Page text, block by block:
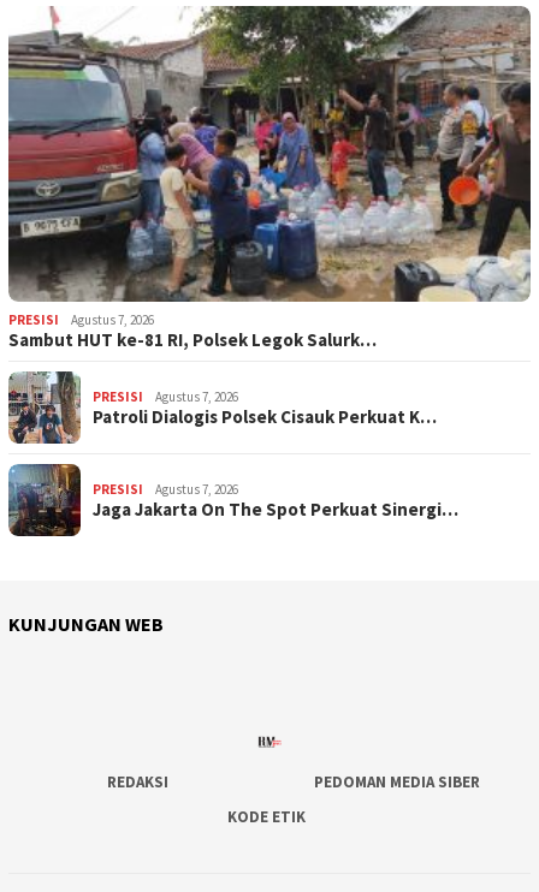
PRESISI Agustus 7, 2026
Sambut HUT ke-81 RI, Polsek Legok Salurk…
PRESISI Agustus 7, 2026
Patroli Dialogis Polsek Cisauk Perkuat K…
PRESISI Agustus 7, 2026
Jaga Jakarta On The Spot Perkuat Sinergi…
KUNJUNGAN WEB
REDAKSI
PEDOMAN MEDIA SIBER
KODE ETIK